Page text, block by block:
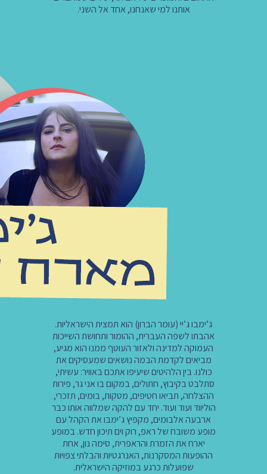
אותנו למי שאנחנו, אחד אל השני.
ג’ימבו ג’יי (עומר הברון) הוא תמצית הישראליות.
אהבתו לשפה העברית, ההומור ותחושת השייכות
העמוקה למדינה ולאזור העוטף ממנו הוא מגיע,
מביאים לקדמת הבמה נושאים שמעסיקים את
כולנו. בין הלהיטים שיעיפו אתכם באוויר: עשיתי,
סתלבט בקיבוץ, חתולים, במקום בו אני גר, פירות
ההצלחה, תביאו חטיפים, מטקות, בומים, תזכרי,
הוליווד ועוד ועוד. יחד עם להקה שמלווה אותו כבר
ארבעה אלבומים, מקפיץ ג’ימבו את הקהל עם
מופע משובח של ראפ, רוק וים תיכון חדש. במופע
יארח את הזמרת והראפרית, סימה נון, אחת
ההופעות המסקרנות, האנרגטיות והבלתי צפויות
שפועלות כרגע במוזיקה הישראלית.